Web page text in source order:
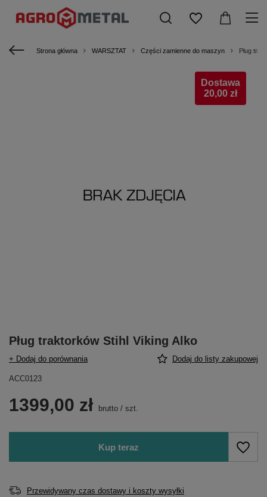
Strona główna WARSZTAT Części zamienne do maszyn Pług
Dostawa
20,00 zł
Pług traktorków Stihl Viking Alko
+ Dodaj do porównania Dodaj do listy zakupowej
ACC0123
1399,00 zł brutto / szt.
Kup teraz
Przewidywany czas dostawy i koszty wysyłki